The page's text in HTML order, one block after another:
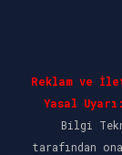
Reklam ve
Yasal Uyarı:
Bilgi
tarafından